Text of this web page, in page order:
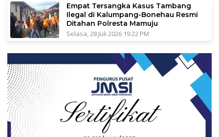
Empat Tersangka Kasus Tambang
Ilegal di Kalumpang-Bonehau Resmi
Ditahan Polresta Mamuju
Selasa, 28 Juli 2026 19:22 PM